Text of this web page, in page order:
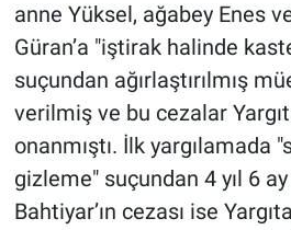
anne Yüksel, ağabey Enes
Güran’a "iştirak halinde
suçundan ağırlaştırılmış
verilmiş ve bu cezalar
onanmıştı. İlk yargılamada
gizleme" suçundan 4 yıl 6
Bahtiyar’ın cezası ise